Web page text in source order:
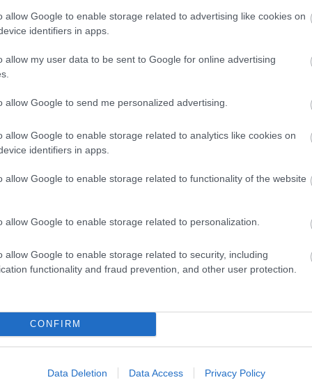
allow Google to enable storage related to advertising like cookies on
identifiers in apps.
allow my user data to be sent to Google for online advertising
allow Google to send me personalized advertising.
allow Google to enable storage related to analytics like cookies on
identifiers in apps.
allow Google to enable storage related to functionality of the website
allow Google to enable storage related to personalization.
allow Google to enable storage related to security, including
functionality and fraud prevention, and other user protection.
CONFIRM
Data Deletion Data Access Privacy Policy
André A. Gabriella
Jávori Ferenc "Fegya"
Czirák Ádám
vezető:
november 2. hétfő / 19.30
Kállai Dávid, és a Yachtlight Kft. segítségét!
. kovacs.andrea@merlinszinhaz.hu
www.ticketportal.hu, www.jegymester.hu
forrás:Merlin